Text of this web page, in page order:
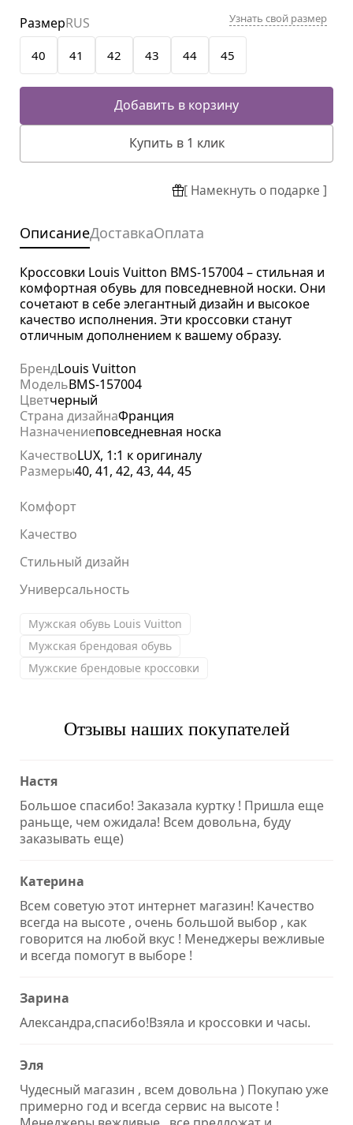
40 41 42 43 44 45
РазмерRUS Узнать свой размер
Добавить в корзину
Купить в 1 клик
[ Намекнуть о подарке ]
ОписаниеДоставкаОплата
Кроссовки Louis Vuitton BMS-157004 – стильная и
комфортная обувь для повседневной носки. Они
сочетают в себе элегантный дизайн и высокое
качество исполнения. Эти кроссовки станут
отличным дополнением к вашему образу.
БрендLouis Vuitton
МодельBMS-157004
Цветчерный
Страна дизайнаФранция
Назначениеповседневная носка
КачествоLUX, 1:1 к оригиналу
Размеры40, 41, 42, 43, 44, 45
Комфорт
Качество
Стильный дизайн
Универсальность
Мужская обувь Louis Vuitton
Мужская брендовая обувь
Мужские брендовые кроссовки
Отзывы наших покупателей
Настя
Большое спасибо! Заказала куртку ! Пришла еще
раньще, чем ожидала! Всем довольна, буду
заказывать еще)
Катерина
Всем советую этот интернет магазин! Качество
всегда на высоте , очень большой выбор , как
говорится на любой вкус ! Менеджеры вежливые
и всегда помогут в выборе !
Зарина
Александра,спасибо!Взяла и кроссовки и часы.
Эля
Чудесный магазин , всем довольна ) Покупаю уже
примерно год и всегда сервис на высоте !